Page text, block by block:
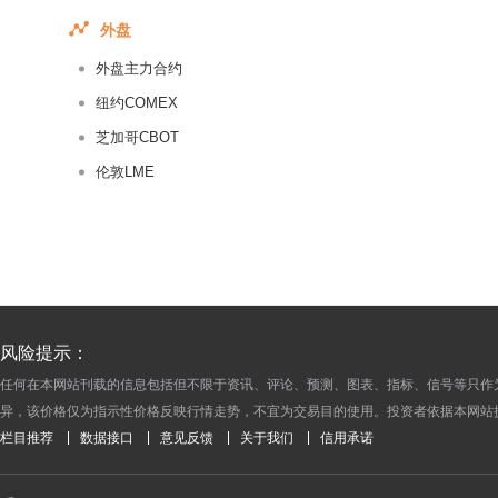
外盘
外盘主力合约
纽约COMEX
芝加哥CBOT
伦敦LME
2017-07-01
2017-06-28
2017-06-27
风险提示：
任何在本网站刊载的信息包括但不限于资讯、评论、预测、图表、指标、信号等只
异，该价格仅为指示性价格反映行情走势，不宜为交易目的使用。投资者依据本网
栏目推荐 数据接口 意见反馈 关于我们 信用承诺